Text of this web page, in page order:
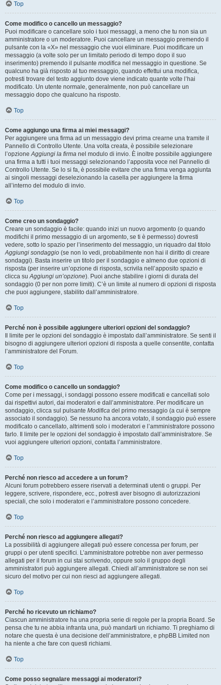
Top
Come modifico o cancello un messaggio?
Puoi modificare o cancellare solo i tuoi messaggi, a meno che tu non sia un
amministratore o un moderatore. Puoi cancellare un messaggio premendo il
pulsante con la «X» nel messaggio che vuoi eliminare. Puoi modificare un
messaggio (a volte solo per un limitato periodo di tempo dopo il suo
inserimento) premendo il pulsante modifica nel messaggio in questione. Se
qualcuno ha già risposto al tuo messaggio, quando effettui una modifica,
potresti trovare del testo aggiunto dove viene indicato quante volte l’hai
modificato. Un utente normale, generalmente, non può cancellare un
messaggio dopo che qualcuno ha risposto.
Top
Come aggiungo una firma ai miei messaggi?
Per aggiungere una firma ad un messaggio devi prima crearne una tramite il
Pannello di Controllo Utente. Una volta creata, è possibile selezionare
l’opzioneAggiungi la firma nel modulo di invio. È inoltre possibile aggiungere
una firma a tutti i tuoi messaggi selezionando l’apposita voce nel Pannello di
Controllo Utente. Se lo si fa, è possibile evitare che una firma venga aggiunta
ai singoli messaggi deselezionando la casella per aggiungere la firma
all’interno del modulo di invio.
Top
Come creo un sondaggio?
Creare un sondaggio è facile: quando inizi un nuovo argomento (o quando
modifichi il primo messaggio di un argomento, se ti è permesso) dovresti
vedere, sotto lo spazio per l’inserimento del messaggio, un riquadro dal titolo
Aggiungi sondaggio (se non lo vedi, probabilmente non hai il diritto di creare
sondaggi). Basta inserire un titolo per il sondaggio e almeno due opzioni di
risposta (per inserire un’opzione di risposta, scrivila nell’apposito spazio e
clicca suAggiungi un’opzione). Puoi anche stabilire i giorni di durata del
sondaggio (0 per non porre limiti). C’è un limite al numero di opzioni di risposta
che puoi aggiungere, stabilito dall’amministratore.
Top
Perché non è possibile aggiungere ulteriori opzioni del sondaggio?
Il limite per le opzioni del sondaggio è impostato dall’amministratore. Se senti il
bisogno di aggiungere ulteriori opzioni di risposta a quelle consentite, contatta
l’amministratore del Forum.
Top
Come modifico o cancello un sondaggio?
Come per i messaggi, i sondaggi possono essere modificati e cancellati solo
dai rispettivi autori, dai moderatori e dall’amministratore. Per modificare un
sondaggio, clicca sul pulsante Modifica del primo messaggio (a cui è sempre
associato il sondaggio). Se nessuno ha ancora votato, il sondaggio può essere
modificato o cancellato, altrimenti solo i moderatori e l’amministratore possono
farlo. Il limite per le opzioni del sondaggio è impostato dall’amministratore. Se
vuoi aggiungere ulteriori opzioni, contatta l’amministratore.
Top
Perché non riesco ad accedere a un forum?
Alcuni forum potrebbero essere riservati a determinati utenti o gruppi. Per
leggere, scrivere, rispondere, ecc., potresti aver bisogno di autorizzazioni
speciali, che solo i moderatori e l’amministratore possono concedere.
Top
Perché non riesco ad aggiungere allegati?
La possibilità di aggiungere allegati può essere concessa per forum, per
gruppi o per utenti specifici. L’amministratore potrebbe non aver permesso
allegati per il forum in cui stai scrivendo, oppure solo il gruppo degli
amministratori può aggiungere allegati. Chiedi all’amministratore se non sei
sicuro del motivo per cui non riesci ad aggiungere allegati.
Top
Perché ho ricevuto un richiamo?
Ciascun amministratore ha una propria serie di regole per la propria Board. Se
pensa che tu ne abbia infranta una, può mandarti un richiamo. Ti preghiamo di
notare che questa è una decisione dell’amministratore, e phpBB Limited non
ha niente a che fare con questi richiami.
Top
Come posso segnalare messaggi ai moderatori?